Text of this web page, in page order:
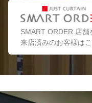
SMART ORDER 店
来店済みのお客様は